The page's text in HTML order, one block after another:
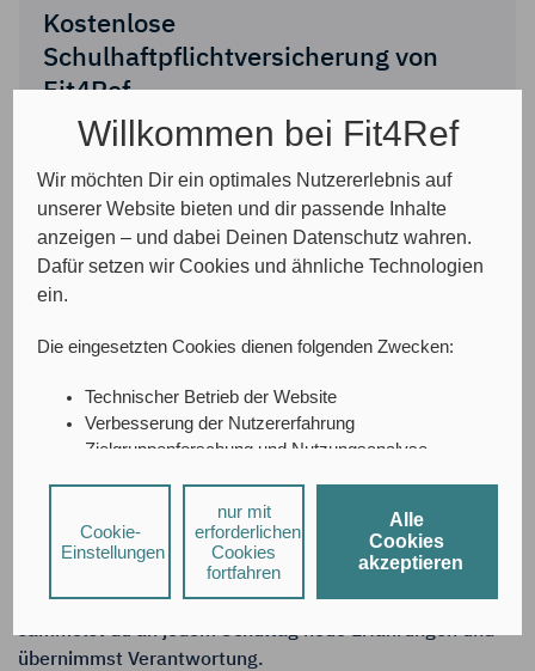
Willkommen bei Fit4Ref
Wir möchten Dir ein optimales Nutzererlebnis auf
unserer Website bieten und dir passende Inhalte
anzeigen – und dabei Deinen Datenschutz wahren.
Dafür setzen wir Cookies und ähnliche Technologien
ein.
Die eingesetzten Cookies dienen folgenden Zwecken:
Technischer Betrieb der Website
Verbesserung der Nutzererfahrung
Zielgruppenforschung und Nutzungsanalyse
Social-Media-Interaktionen
Personalisierte Werbung
Bei Social-Media-Diensten und personalisierter Werbung
können durch den jeweiligen Anbieter individuelle
Websites angereichert werden.
Alle
Cookies
akzeptieren
nur mit
erforderlichen
Cookies
fortfahren
Cookie-
Einstellungen
Kostenlose
Schulhaftpflichtversicherung von
Fit4Ref
Im Schadensfall auf der sicheren Seite
Sorgenfrei im Referendariat
Kostenlos für Fit4Ref-Mitglieder
Diensthaftpflichtversicherung für LA-Studis und
Gut geschützt - Mit einem sicheren
Gefühl in die Praxis
Während deiner Praxisphasen und deines Referendariats
sammelst du an jedem Schultag neue Erfahrungen und
übernimmst Verantwortung.